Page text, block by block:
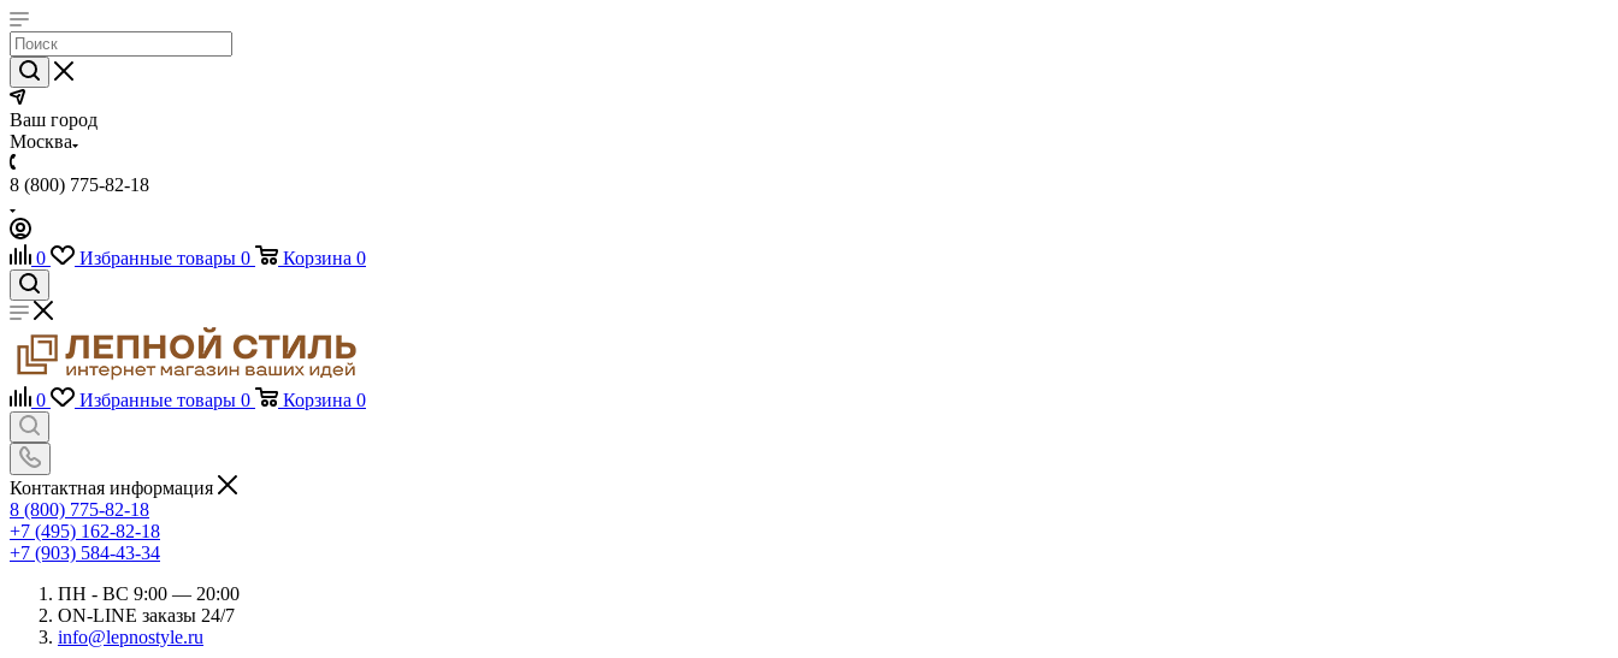
Ваш город
Москва
8 (800) 775-82-18
0 Избранные товары 0 Корзина 0
0 Избранные товары 0 Корзина 0
Контактная информация
8 (800) 775-82-18
+7 (495) 162-82-18
+7 (903) 584-43-34
ПН - ВС 9:00 — 20:00
ON-LINE заказы 24/7
info@lepnostyle.ru